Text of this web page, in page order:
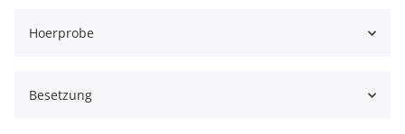
Hoerprobe
Besetzung